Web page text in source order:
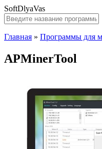
SoftDlyaVas
Главная » Программы для
APMinerTool